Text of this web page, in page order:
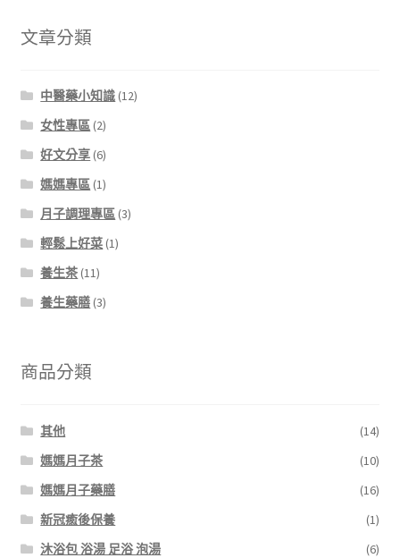
文章分類
中醫藥小知識 (12)
女性專區 (2)
好文分享 (6)
媽媽專區 (1)
月子調理專區 (3)
輕鬆上好菜 (1)
養生茶 (11)
養生藥膳 (3)
商品分類
其他
(14)
媽媽月子茶
(10)
媽媽月子藥膳
(16)
新冠癒後保養
(1)
沐浴包 浴湯 足浴 泡湯
(6)